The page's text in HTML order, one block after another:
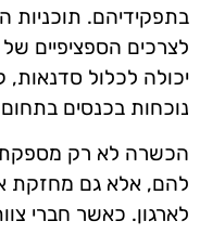
בתפקידיהם. תוכניות
לצרכים הספציפיים
יכולה לכלול סדנאות,
נוכחות בכנסים בתחום
הכשרה לא רק מספקת
להם, אלא גם מחזקת
לארגון. כאשר חברי